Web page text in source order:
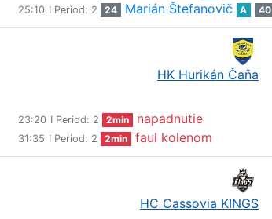
25:10 I Period: 2 24 Marián Štefanovič A 40
HK Hurikán Čaňa
23:20 I Period: 2 2min napadnutie
31:35 I Period: 2 2min faul kolenom
HC Cassovia KINGS